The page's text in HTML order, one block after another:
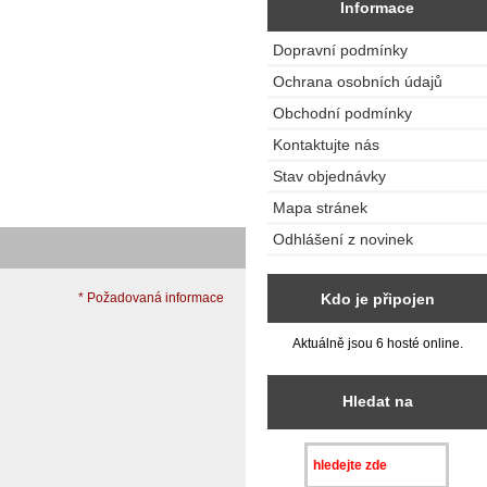
* Požadovaná informace
Informace
Dopravní podmínky
Ochrana osobních údajů
Obchodní podmínky
Kontaktujte nás
Stav objednávky
Mapa stránek
Odhlášení z novinek
Kdo je připojen
Aktuálně jsou 6 hosté online.
Hledat na